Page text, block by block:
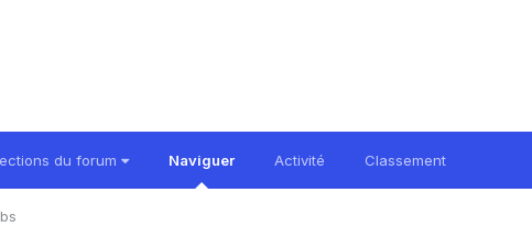
du forum Naviguer Activité Classement